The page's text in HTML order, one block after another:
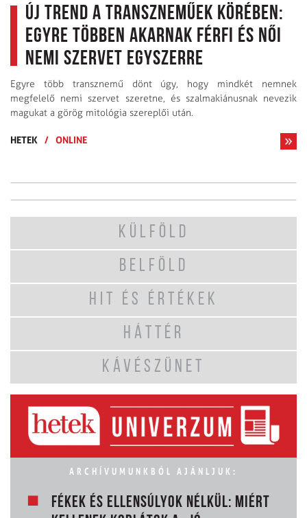
Új trend a transzneműek körében:
egyre többen akarnak férfi és női
nemi szervet egyszerre
Egyre több transznemű dönt úgy, hogy mindkét nemnek
megfelelő nemi szervet szeretne, és szalmakiánusnak nevezik
magukat a görög mitológia szereplői után.
HETEK / ONLINE
KÜLFÖLD
BELFÖLD
HIT ÉS ÉRTÉKEK
HÁTTÉR
KÁVÉSZÜNET
ARCHÍVUMUNKBÓL AJÁNLJUK:
FÉKEK ÉS ELLENSÚLYOK NÉLKÜL: MIÉRT